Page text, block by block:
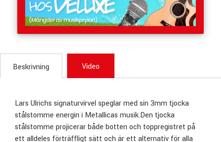
Beskrivning Video
Lars Ulrichs signaturvirvel speglar med sin 3mm tjocka
stålstomme energin i Metallicas musik.Den tjocka
stålstomme projicerar både botten och toppregistret på
ett alldeles förträffligt sätt och är ett alternativ för alla